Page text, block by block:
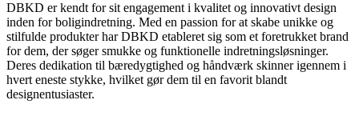
DBKD er kendt for sit engagement i kvalitet og innovativt design
inden for boligindretning. Med en passion for at skabe unikke og
stilfulde produkter har DBKD etableret sig som et foretrukket brand
for dem, der søger smukke og funktionelle indretningsløsninger.
Deres dedikation til bæredygtighed og håndværk skinner igennem i
hvert eneste stykke, hvilket gør dem til en favorit blandt
designentusiaster.